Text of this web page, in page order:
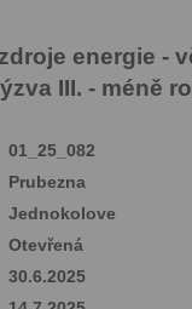
energie -
III. - méně
01_25_082
Prubezna
Jednokolove
Otevřená
30.6.2025